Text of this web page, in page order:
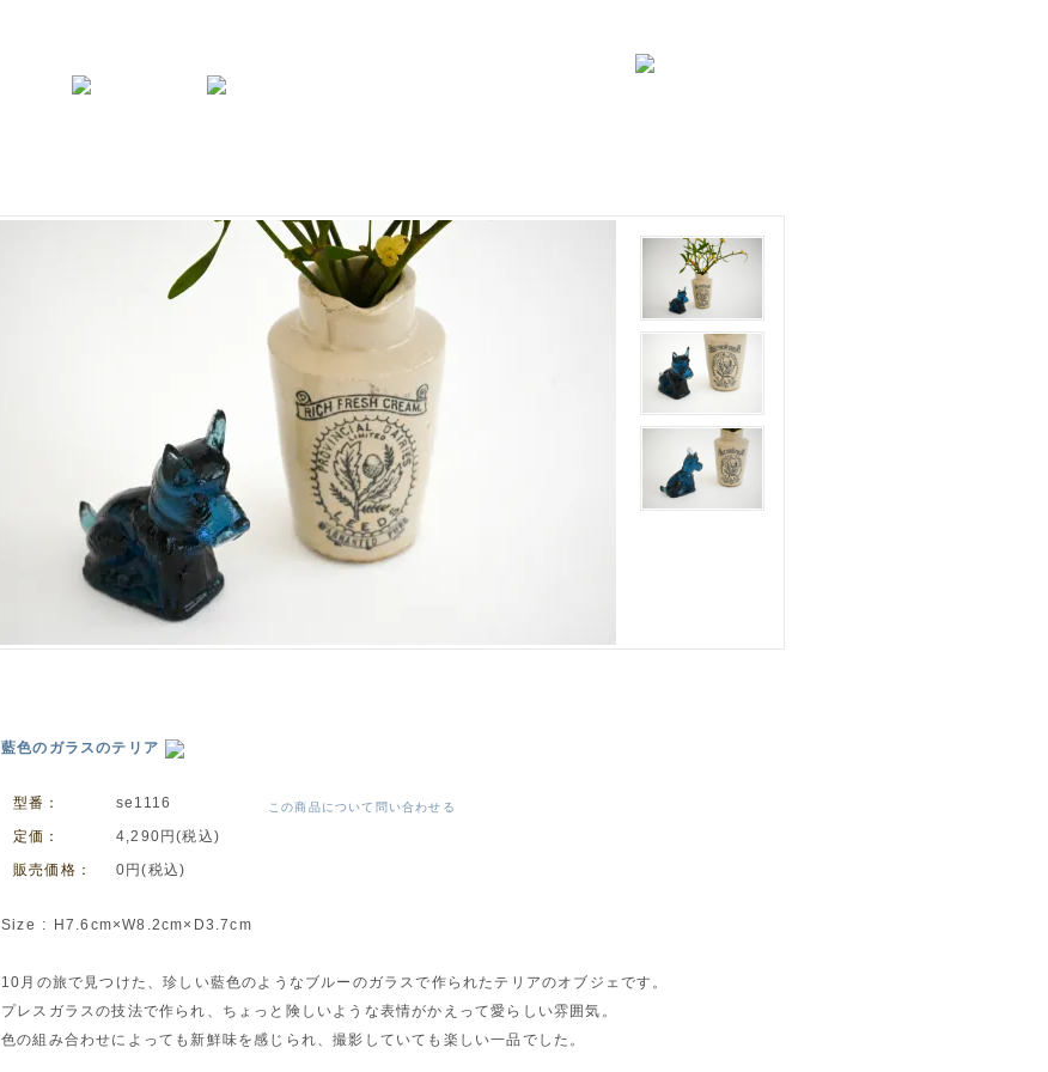
藍色のガラスのテリア
型番：
se1116
定価：
4,290円(税込)
販売価格：
0円(税込)
この商品について問い合わせる
Size : H7.6cm×W8.2cm×D3.7cm
10月の旅で見つけた、珍しい藍色のようなブルーのガラスで作られたテリアのオブジェです。
プレスガラスの技法で作られ、ちょっと険しいような表情がかえって愛らしい雰囲気。
色の組み合わせによっても新鮮味を感じられ、撮影していても楽しい一品でした。